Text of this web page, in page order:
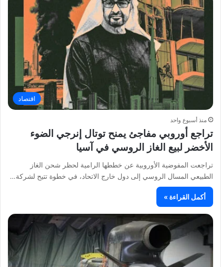
اقتصاد
منذ أسبوع واحد
تراجع أوروبي مفاجئ يمنح توتال إنرجي الضوء
الأخضر لبيع الغاز الروسي في آسيا
تراجعت المفوضية الأوروبية عن خططها الرامية لحظر شحن الغاز
الطبيعي المسال الروسي إلى دول خارج الاتحاد، في خطوة تتيح لشركة…
أكمل القراءة »